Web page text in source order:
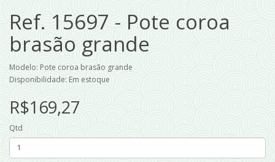
Ref. 15697 - Pote coroa
brasão grande
Modelo: Pote coroa brasão grande
Disponibilidade: Em estoque
R$169,27
Qtd